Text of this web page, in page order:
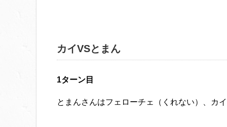
カイVSとまん
1ターン目
とまんさんはフェローチェ（くれない）、カ